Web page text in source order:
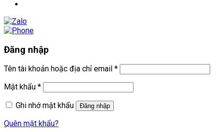
Đăng nhập
Tên tài khoản hoặc địa chỉ email *
Mật khẩu *
Ghi nhớ mật khẩu
Đăng nhập
Quên mật khẩu?